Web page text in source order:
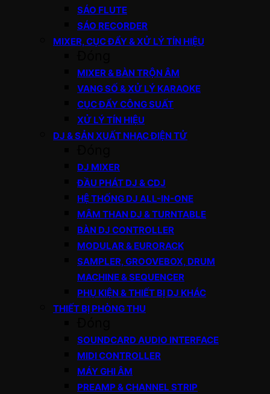
SÁO FLUTE
SÁO RECORDER
MIXER, CỤC ĐẨY & XỬ LÝ TÍN HIỆU
MIXER & BÀN TRỘN ÂM
VANG SỐ & XỬ LÝ KARAOKE
CỤC ĐẨY CÔNG SUẤT
XỬ LÝ TÍN HIỆU
DJ & SẢN XUẤT NHẠC ĐIỆN TỬ
DJ MIXER
ĐẦU PHÁT DJ & CDJ
HỆ THỐNG DJ ALL-IN-ONE
MÂM THAN DJ & TURNTABLE
BÀN DJ CONTROLLER
MODULAR & EURORACK
SAMPLER, GROOVEBOX, DRUM
MACHINE & SEQUENCER
PHỤ KIỆN & THIẾT BỊ DJ KHÁC
THIẾT BỊ PHÒNG THU
SOUNDCARD AUDIO INTERFACE
MIDI CONTROLLER
MÁY GHI ÂM
PREAMP & CHANNEL STRIP